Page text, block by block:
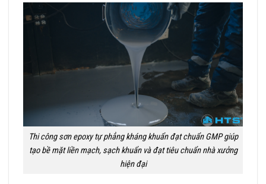
Thi công sơn epoxy tự phẳng kháng khuẩn đạt chuẩn GMP giúp
tạo bề mặt liền mạch, sạch khuẩn và đạt tiêu chuẩn nhà xưởng
hiện đại